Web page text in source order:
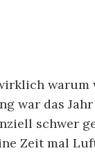
warum
war das
schwer
Zeit mal